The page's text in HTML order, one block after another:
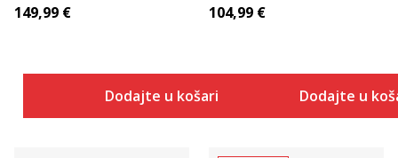
149,99 €
Dodajte u košaricu
104,99 €
Dodajte u